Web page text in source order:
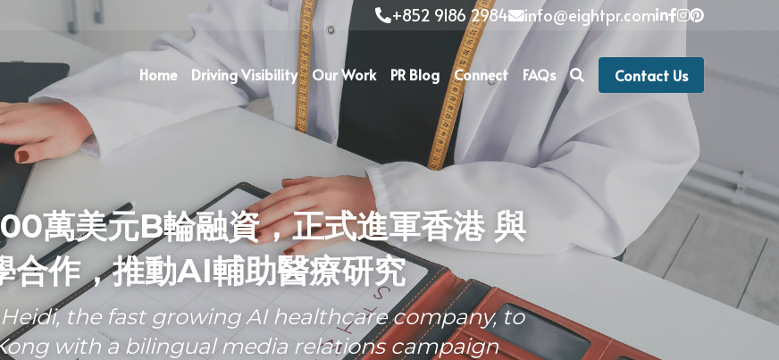
+852 9186 2984 info@eightpr.com
Home Driving Visibility Our Work PR Blog Connect FAQs Contact Us
萬美元B輪融資，正式進軍香港 與
合作，推動AI輔助醫療研究
the fast growing AI healthcare company, to
with a bilingual media relations campaign